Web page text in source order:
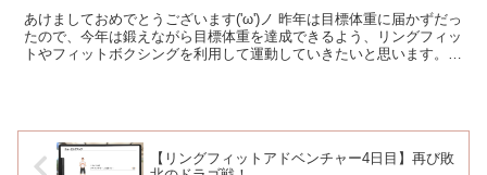
あけましておめでとうございます('ω')ノ 昨年は目標体重に届かずだっ
たので、今年は鍛えながら目標体重を達成できるよう、リングフィッ
トやフィットボクシングを利用して運動していきたいと思います。
【リングフィットアドベンチャー4日目】再び敗